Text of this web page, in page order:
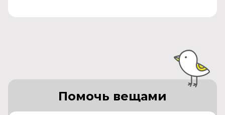
Помочь вещами